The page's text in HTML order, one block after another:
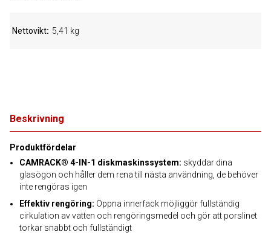
Beskrivning
Produktfördelar
CAMRACK® 4-IN-1 diskmaskinssystem: skyddar dina
glasögon och håller dem rena till nästa användning, de behöver
inte rengöras igen
Effektiv rengöring: Öppna innerfack möjliggör fullständig
cirkulation av vatten och rengöringsmedel och gör att porslinet
torkar snabbt och fullständigt
Nettovikt 5,41 kg